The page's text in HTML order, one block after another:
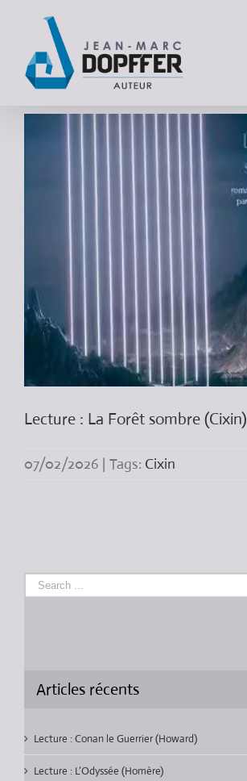
Lecture : La Forêt sombre (Cixin)
07/02/2026 | Tags: Cixin
Articles récents
Lecture : Conan le Guerrier (Howard)
Lecture : L’Odyssée (Homère)